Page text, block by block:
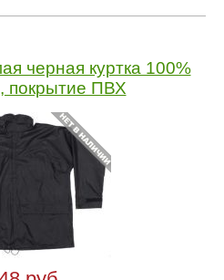
черная куртка 100%
покрытие ПВХ